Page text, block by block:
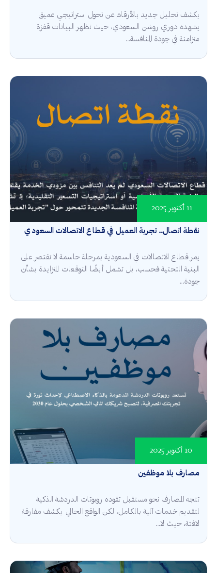
يكشف تحليل جديد بالأرقام عن تحول استراتيجي عميق
يشهده دوري روشن السعودي، حيث تظهر البيانات قفزة
متزامنة في جودة المنافسة...
نقطة اتصال.. تجربة العميل في قطاع الاتصالات السعودي
11 أكتوبر 2025
يمر قطاع الاتصالات في السعودية بمرحلة حاسمة لا تقتصر على
البنية التحتية فحسب، بل تشمل أيضًا التوقعات المتزايدة بشأن
جودة...
مصارف بلا موظفين
10 أكتوبر 2025
تتجه المصارف نحو مستقبل تقوده روبوتات الدردشة الذكية
لتقديم خدمات آلية بالكامل، لكن الواقع الحالي يكشف مفارقة
لافتة، حيث لا...